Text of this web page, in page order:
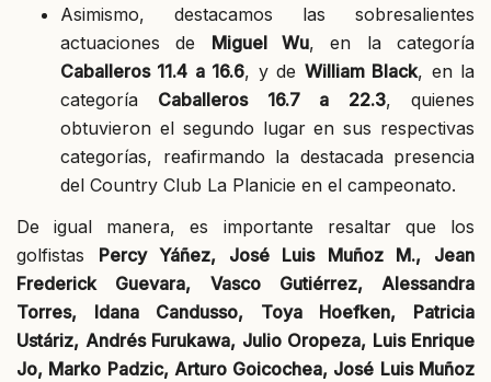
Asimismo, destacamos las sobresalientes
actuaciones de Miguel Wu, en la categoría
Caballeros 11.4 a 16.6, y de William Black, en la
categoría Caballeros 16.7 a 22.3, quienes
obtuvieron el segundo lugar en sus respectivas
categorías, reafirmando la destacada presencia
del Country Club La Planicie en el campeonato.
De igual manera, es importante resaltar que los
golfistas Percy Yáñez, José Luis Muñoz M., Jean
Frederick Guevara, Vasco Gutiérrez, Alessandra
Torres, Idana Candusso, Toya Hoefken, Patricia
Ustáriz, Andrés Furukawa, Julio Oropeza, Luis Enrique
Jo, Marko Padzic, Arturo Goicochea, José Luis Muñoz